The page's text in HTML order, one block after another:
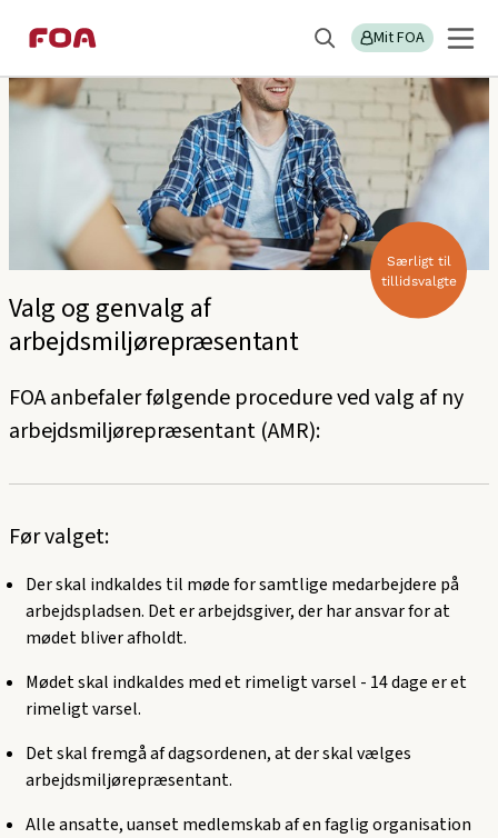
til
hovedindhold
til
hovedmenu
Søg Mit FOA
Særligt til
tillidsvalgte
Valg og genvalg af
arbejdsmiljørepræsentant
FOA anbefaler følgende procedure ved valg af ny
arbejdsmiljørepræsentant (AMR):
Før valget:
Der skal indkaldes til møde for samtlige medarbejdere på
arbejdspladsen. Det er arbejdsgiver, der har ansvar for at
mødet bliver afholdt.
Mødet skal indkaldes med et rimeligt varsel - 14 dage er et
rimeligt varsel.
Det skal fremgå af dagsordenen, at der skal vælges
arbejdsmiljørepræsentant.
Alle ansatte, uanset medlemskab af en faglig organisation